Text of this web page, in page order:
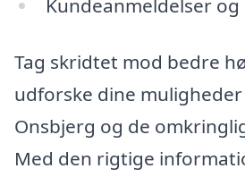
Tag skridtet mod bedre
udforske dine
Onsbjerg og de
Med den rigtige